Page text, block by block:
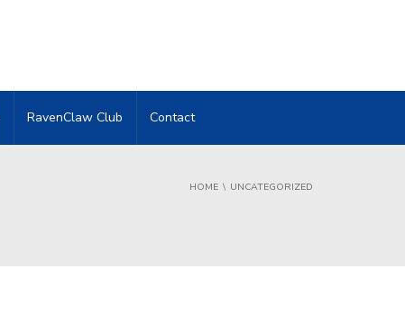
RavenClaw Club Contact
HOME UNCATEGORIZED